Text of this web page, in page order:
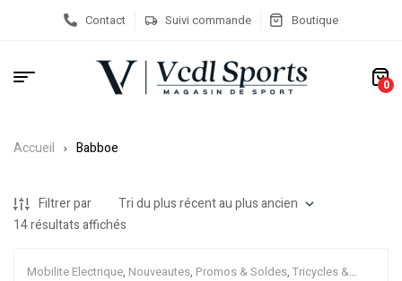
Contact Suivi commande Boutique
0
Accueil Babboe
Filtrer par
14 résultats affichés
Mobilite Electrique, Nouveautes, Promos & Soldes, Tricycles &